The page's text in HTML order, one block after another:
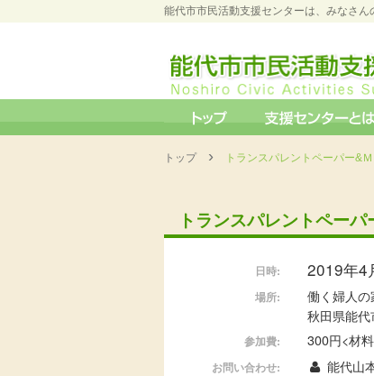
能代市市民活動支援センターは、みなさ
トップ › トランスパレントペーパー&
トランスパレントペー
日時: 2019年4
場所:
働く婦人の
秋田県能
参加費: 300円<材
お問い合わせ:
能代山